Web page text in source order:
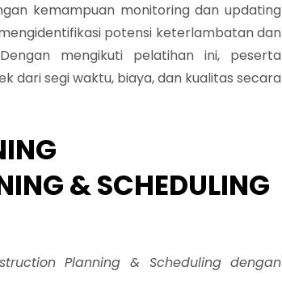
kemampuan monitoring dan updating
potensi keterlambatan dan
mengikuti pelatihan ini, peserta
dari segi waktu, biaya, dan kualitas secara
& SCHEDULING
Planning & Scheduling dengan